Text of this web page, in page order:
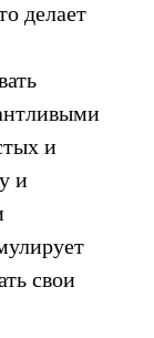
делает
и
и
свои